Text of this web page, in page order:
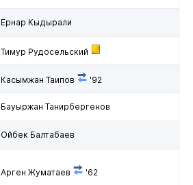
Ернар Кыдырали
Тимур Рудосельский
Касымжан Таипов '92
Бауыржан Танирбергенов
Ойбек Балтабаев
Арген Жуматаев '62